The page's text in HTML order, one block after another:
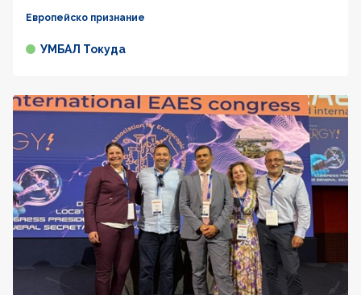
Европейско признание
УМБАЛ Токуда